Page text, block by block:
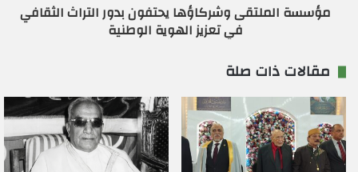
مؤسسة الملتقى وشركاؤها يحتفون بدور التراث الثقافي
في تعزيز الهوية الوطنية
مقالات ذات صلة